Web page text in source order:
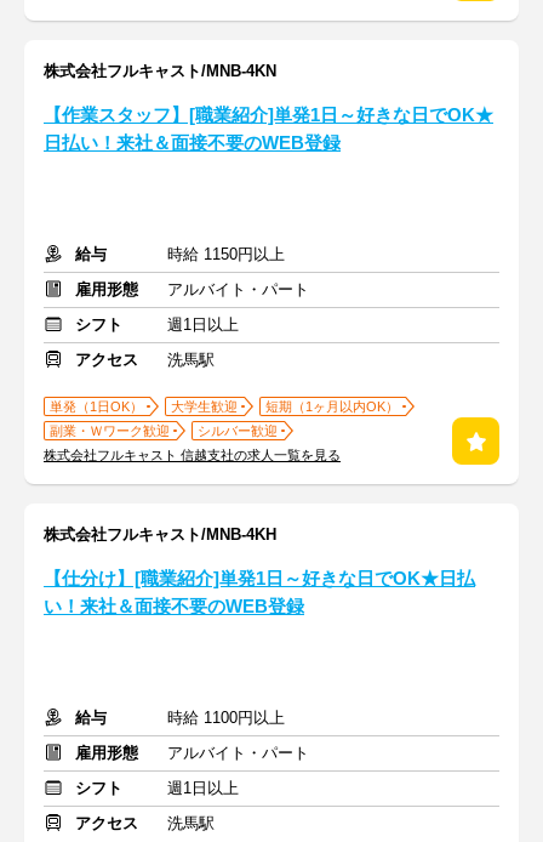
株式会社フルキャスト/MNB-4KN
【作業スタッフ】[職業紹介]単発1日～好きな日でOK★
日払い！来社＆面接不要のWEB登録
給与
時給 1150円以上
雇用形態
アルバイト・パート
シフト
週1日以上
アクセス
洗馬駅
単発（1日OK） 大学生歓迎
短期（1ヶ月以内OK）
副業・Ｗワーク歓迎
シルバー歓迎
株式会社フルキャスト 信越支社の求人一覧を見る
株式会社フルキャスト/MNB-4KH
【仕分け】[職業紹介]単発1日～好きな日でOK★日払
い！来社＆面接不要のWEB登録
給与
時給 1100円以上
雇用形態
アルバイト・パート
シフト
週1日以上
アクセス
洗馬駅